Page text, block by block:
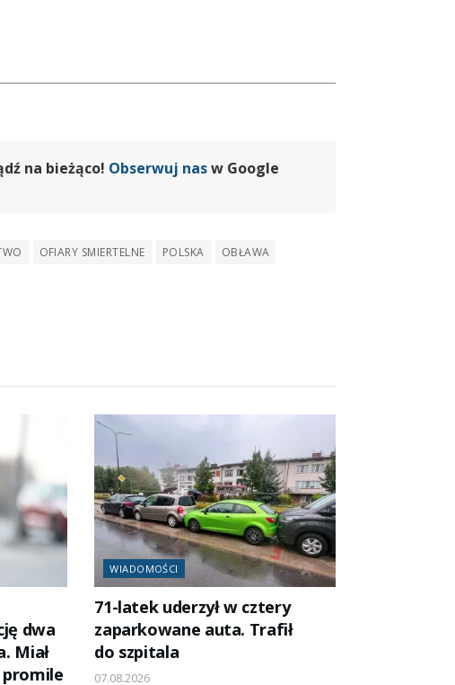
na bieżąco! Obserwuj nasw Google
OFIARY SMIERTELNE POLSKA
OBŁAWA
dwa
Miał
WIADOMOŚCI
71-latek uderzył w cztery
zaparkowane auta. Trafił
do szpitala
07.08.2026